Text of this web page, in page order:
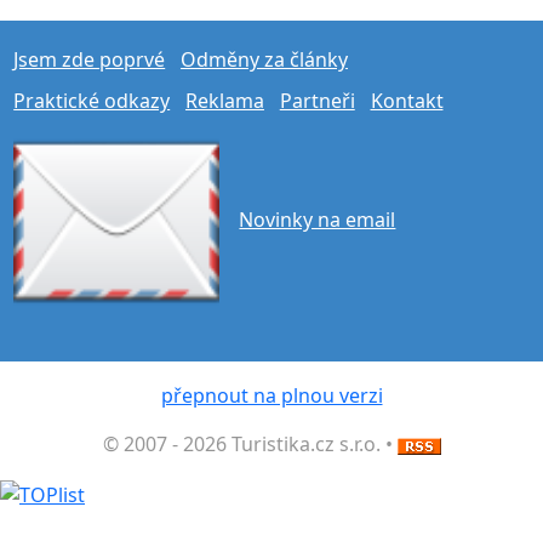
Jsem zde poprvé
Odměny za články
Praktické odkazy
Reklama Partneři Kontakt
Novinky na email
přepnout na plnou verzi
© 2007 - 2026 Turistika.cz s.r.o. •